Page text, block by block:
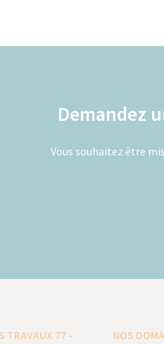
Demandez
Vous souhaitez être
TRAVAUX 77 -
NOS